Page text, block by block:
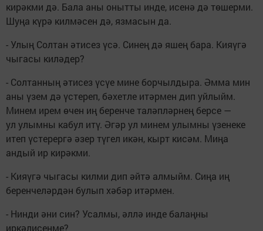
кирәкми дә. Бала аны онытты инде, исенә дә төшерми.
Шуңа күрә килмәсен дә, язмасын да.
- Улың Солтан әтисез үсә. Синең дә яшең бара. Кияүгә
чыгасы киләдер?
- Солтанның әтисез үсүе мине борчылдыра. Әмма мин
аны үзем дә үстереп, бәхетле итәрмен дип уйлыйм.
Минем ирем өчен иң беренче таләпләрнең берсе —
ул улымны кабул итү. Әгәр ул минем улымны үзенеке
итеп үстерергә әзер түгел икән, кырт кисәм. Миңа
андый ир кирәкми.
- Кияүгә чыгасы килми дип әйтә алмыйм. Сиңа иң
беренчеләрдән булып хәбәр итәрмен.
- Нинди әни син? Усалмы, әллә инде балаңны
иркәлисеңме?